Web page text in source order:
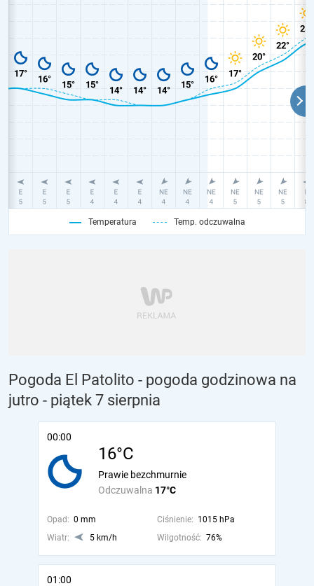
Temperatura Temp. odczuwalna
Pogoda El Patolito - pogoda godzinowa na
jutro - piątek 7 sierpnia
00:00
16°C
Odczuwalna 17°C
Prawie bezchmurnie
Opad: 0 mm Ciśnienie: 1015 hPa
Wiatr:
5 km/h Wilgotność: 76%
01:00